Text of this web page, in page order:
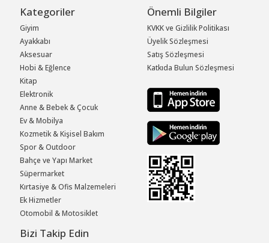
Kategoriler
Giyim
Ayakkabı
Aksesuar
Hobi & Eğlence
Kitap
Elektronik
Anne & Bebek & Çocuk
Ev & Mobilya
Kozmetik & Kişisel Bakım
Spor & Outdoor
Bahçe ve Yapı Market
Süpermarket
Kırtasiye & Ofis Malzemeleri
Ek Hizmetler
Otomobil & Motosiklet
Önemli Bilgiler
KVKK ve Gizlilik Politikası
Üyelik Sözleşmesi
Satış Sözleşmesi
Katkıda Bulun Sözleşmesi
Bizi Takip Edin